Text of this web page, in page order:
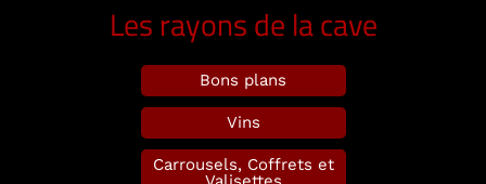
Les rayons de la cave
Bons plans
Vins
Carrousels, Coffrets et